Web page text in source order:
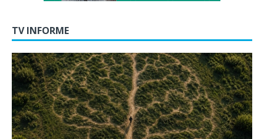
TV INFORME